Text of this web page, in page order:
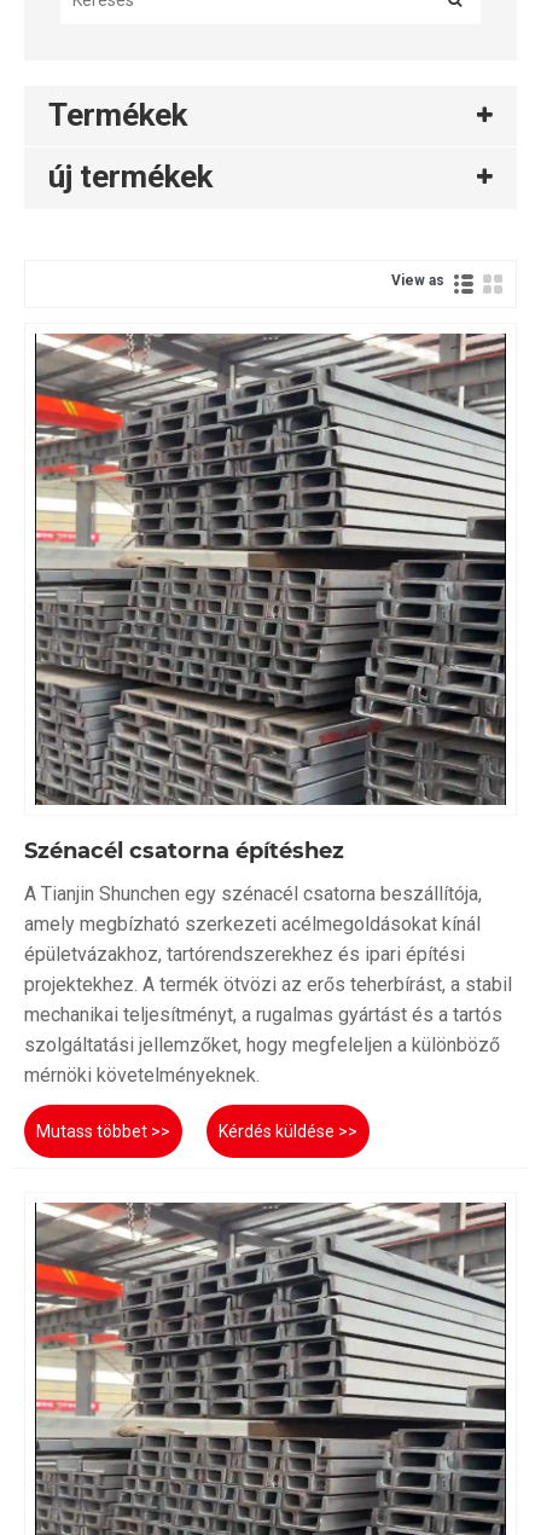
Termékek
új termékek
View as
Szénacél csatorna építéshez
A Tianjin Shunchen egy szénacél csatorna beszállítója,
amely megbízható szerkezeti acélmegoldásokat kínál
épületvázakhoz, tartórendszerekhez és ipari építési
projektekhez. A termék ötvözi az erős teherbírást, a stabil
mechanikai teljesítményt, a rugalmas gyártást és a tartós
szolgáltatási jellemzőket, hogy megfeleljen a különböző
mérnöki követelményeknek.
Mutass többet >> Kérdés küldése >>